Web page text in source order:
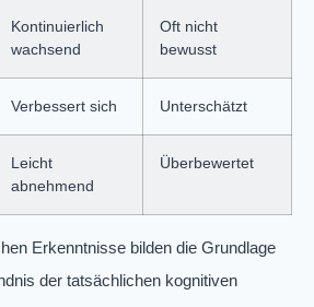
Kontinuierlich
wachsend
Oft nicht
bewusst
Verbessert sich Unterschätzt
Leicht
abnehmend
Überbewertet
Erkenntnisse bilden die Grundlage
der tatsächlichen kognitiven